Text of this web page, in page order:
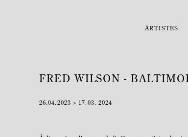
ARTISTES
FRED WILSON -
26.04.2023 > 17.03. 2024